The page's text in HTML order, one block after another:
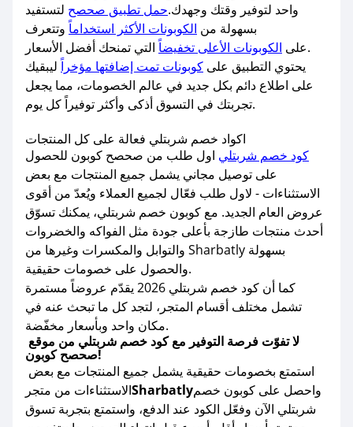
واحد لتوفير وقتك وجهدك.حمل تطبيق صحصح لتستفيد
بسهولة من الكوبونات الأكثر استخداماًوتتعرف
على الكوبونات الأعلى تخفيضاً
التي تمنحك أفضل الأسعار.
يحتوي التطبيق على كوبونات تمت إضافتها مؤخراًليبقيك
على اطلاع دائم بكل جديد في عالم الخصومات، مما يجعل
تجربتك في التسوق أذكى وأكثر توفيراً كل يوم.
اكواد خصم شربتلي فعالة على كل المنتجات
كود خصم شربتلي اول طلب من صحصح كوبون للحصول
على توصيل مجاني يشمل جميع المنتجات مع بعض
الاستثناءات - لاول طلب فعّال لجميع العملاء ويُعدّ من أقوى
عروض العام الجديد. مع كوبون خصم شربتلي، يمكنك تسوّق
أحدث منتجات طازجة بأعلى جودة مثل الفواكه والخضروات
والتوابل والمكسرات وغيرها من Sharbatly بسهولة
والحصول على خصومات حقيقية.
كما أن كود خصم شربتلي 2026 يقدّم عروضاً مستمرة
تشمل مختلف أقسام المتجر، لتجد كل ما تبحث عنه في
مكان واحد وبأسعار مخفّضة.
صحصح كوبون!
الاستثناءات من متجرSharbatlyواحصل على كوبون خصم
شربتلي الآن وفعّل الكود عند الدفع، واستمتع بتجربة تسوق